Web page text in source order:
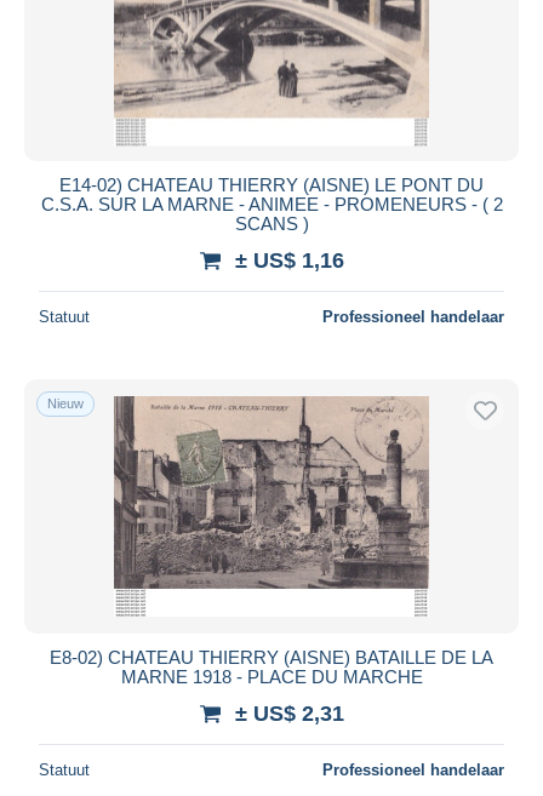
E14-02) CHATEAU THIERRY (AISNE) LE PONT DU
C.S.A. SUR LA MARNE - ANIMEE - PROMENEURS - ( 2
SCANS )
± US$ 1,16
Statuut Professioneel handelaar
Nieuw
E8-02) CHATEAU THIERRY (AISNE) BATAILLE DE LA
MARNE 1918 - PLACE DU MARCHE
± US$ 2,31
Statuut Professioneel handelaar